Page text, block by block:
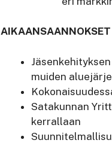
AIKAANSAANNOKSET
muiden
Satakunnan
kerrallaan